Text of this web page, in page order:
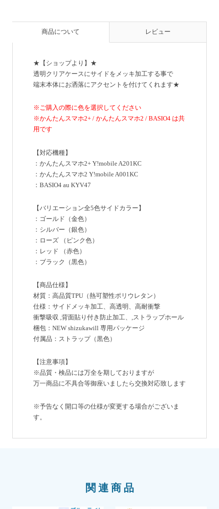
商品について レビュー
★【ショップより】★
透明クリアケースにサイドをメッキ加工する事で
端末本体にお洒落にアクセントを付けてくれます★
※ご購入の際に色を選択してください
※かんたんスマホ2+ / かんたんスマホ2 / BASIO4 は共
用です
【対応機種】
：かんたんスマホ2+ Y!mobile A201KC
：かんたんスマホ2 Y!mobile A001KC
：BASIO4 au KYV47
【バリエーション全5色サイドカラー】
：ゴールド（金色）
：シルバー（銀色）
：ローズ （ピンク色）
：レッド （赤色）
：ブラック（黒色）
【商品仕様】
材質：高品質TPU（熱可塑性ポリウレタン）
仕様：サイドメッキ加工、高透明、高耐衝撃
衝撃吸収 ,背面貼り付き防止加工、,ストラップホール
梱包：NEW shizukawill 専用パッケージ
付属品：ストラップ（黒色）
【注意事項】
※品質・検品には万全を期しておりますが
万一商品に不具合等御座いましたら交換対応致します
※予告なく開口等の仕様が変更する場合がございま
す。
関連商品